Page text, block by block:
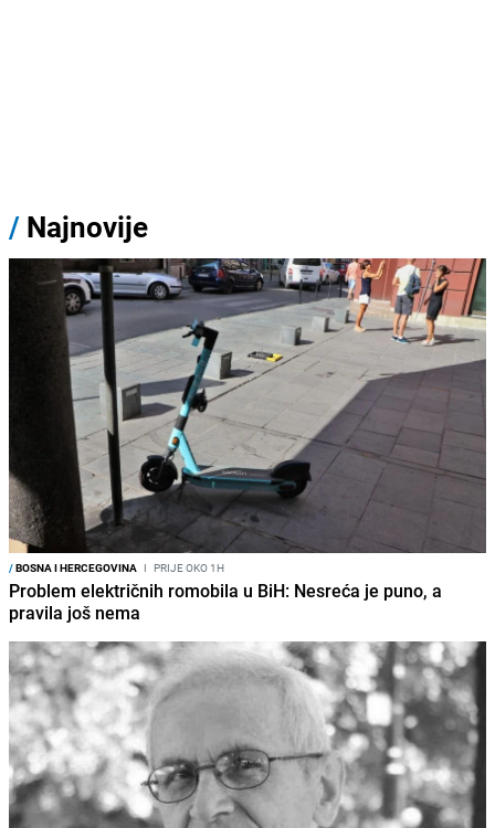
/ Najnovije
/BOSNA I HERCEGOVINA I PRIJE OKO 1H
Problem električnih romobila u BiH: Nesreća je puno, a
pravila još nema